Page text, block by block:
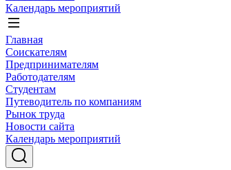
Календарь мероприятий
Главная
Соискателям
Предпринимателям
Работодателям
Студентам
Путеводитель по компаниям
Рынок труда
Новости сайта
Календарь мероприятий